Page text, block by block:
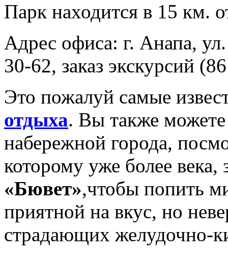
Парк находится в 15 км.
Адрес офиса: г. Анапа,
30-62, заказ экскурсий
Это пожалуй самые
отдыха. Вы также можете
набережной города,
которому уже более века,
«Бювет»,чтобы попить
приятной на вкус, но
страдающих желудочно-